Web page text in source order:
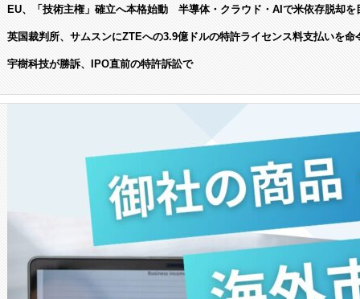
EU、「技術主権」確立へ本格始動 半導体・クラウド・AIで米依存脱却を
英国裁判所、サムスンにZTEへの3.9億ドルの特許ライセンス料支払いを命
宇樹科技が勝訴、IPO直前の特許訴訟で